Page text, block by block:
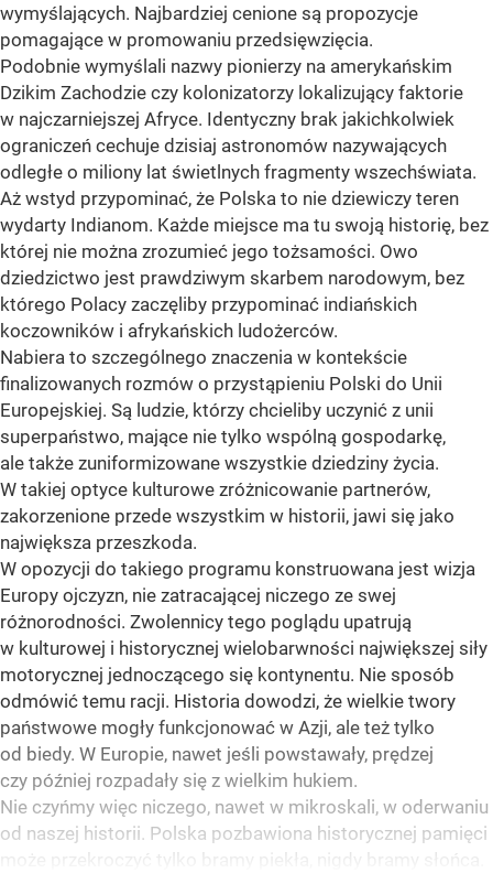
wymyślających. Najbardziej cenione są propozycje
pomagające w promowaniu przedsięwzięcia.
Podobnie wymyślali nazwy pionierzy na amerykańskim
Dzikim Zachodzie czy kolonizatorzy lokalizujący faktorie
w najczarniejszej Afryce. Identyczny brak jakichkolwiek
ograniczeń cechuje dzisiaj astronomów nazywających
odległe o miliony lat świetlnych fragmenty wszechświata.
Aż wstyd przypominać, że Polska to nie dziewiczy teren
wydarty Indianom. Każde miejsce ma tu swoją historię, bez
której nie można zrozumieć jego tożsamości. Owo
dziedzictwo jest prawdziwym skarbem narodowym, bez
którego Polacy zaczęliby przypominać indiańskich
koczowników i afrykańskich ludożerców.
Nabiera to szczególnego znaczenia w kontekście
finalizowanych rozmów o przystąpieniu Polski do Unii
Europejskiej. Są ludzie, którzy chcieliby uczynić z unii
superpaństwo, mające nie tylko wspólną gospodarkę,
ale także zuniformizowane wszystkie dziedziny życia.
W takiej optyce kulturowe zróżnicowanie partnerów,
zakorzenione przede wszystkim w historii, jawi się jako
największa przeszkoda.
W opozycji do takiego programu konstruowana jest wizja
Europy ojczyzn, nie zatracającej niczego ze swej
różnorodności. Zwolennicy tego poglądu upatrują
w kulturowej i historycznej wielobarwności największej siły
motorycznej jednoczącego się kontynentu. Nie sposób
odmówić temu racji. Historia dowodzi, że wielkie twory
państwowe mogły funkcjonować w Azji, ale też tylko
od biedy. W Europie, nawet jeśli powstawały, prędzej
czy później rozpadały się z wielkim hukiem.
Nie czyńmy więc niczego, nawet w mikroskali, w oderwaniu
od naszej historii. Polska pozbawiona historycznej pamięci
może przekroczyć tylko bramy piekła, nigdy bramy słońca.